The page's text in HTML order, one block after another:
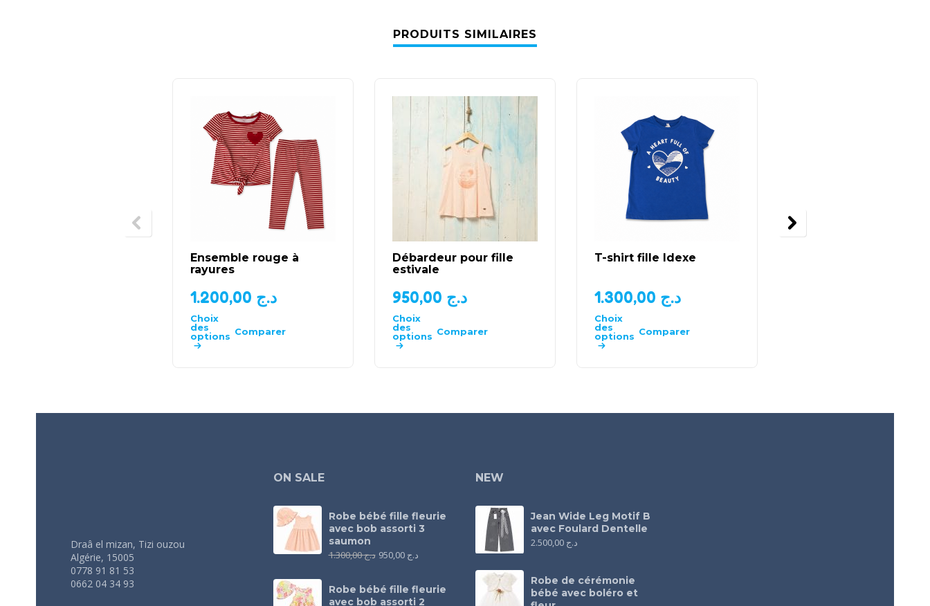
PRODUITS SIMILAIRES
Ensemble rouge à
rayures
د.ج
Choix
des
options Comparer
Débardeur pour fille
estivale
د.ج
Choix
des
options Comparer
T-shirt fille Idexe
د.ج
Choix
des
options Comparer
Draâ el mizan, Tizi ouzou
Algérie, 15005
0778 91 81 53
0662 04 34 93
ON SALE
Robe bébé fille fleurie
avec bob assorti 3
saumon
د.ج1.300,00 د.ج 950,00
Robe bébé fille fleurie
avec bob assorti 2
NEW
Jean Wide Leg Motif B
avec Foulard Dentelle
د.ج
Robe de cérémonie
bébé avec boléro et